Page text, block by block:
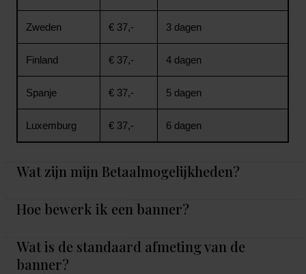
Zweden € 37,- 3 dagen
Finland € 37,- 4 dagen
Spanje € 37,- 5 dagen
Luxemburg € 37,- 6 dagen
Wat zijn mijn Betaalmogelijkheden?
Hoe bewerk ik een banner?
Wat is de standaard afmeting van de
banner?